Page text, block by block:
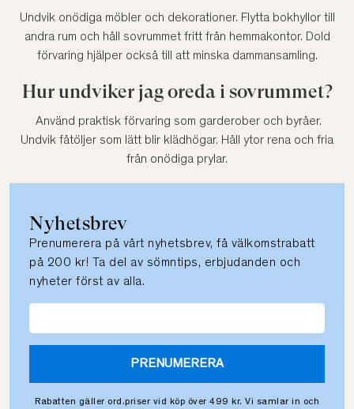
Undvik onödiga möbler och dekorationer. Flytta bokhyllor till
andra rum och håll sovrummet fritt från hemmakontor. Dold
förvaring hjälper också till att minska dammansamling.
Hur undviker jag oreda i sovrummet?
Använd praktisk förvaring som garderober och byråer.
Undvik fåtöljer som lätt blir klädhögar. Håll ytor rena och fria
från onödiga prylar.
Nyhetsbrev
Prenumerera på vårt nyhetsbrev, få välkomstrabatt
på 200 kr! Ta del av sömntips, erbjudanden och
nyheter först av alla.
PRENUMERERA
Rabatten gäller ord.priser vid köp över 499 kr. Vi samlar in och